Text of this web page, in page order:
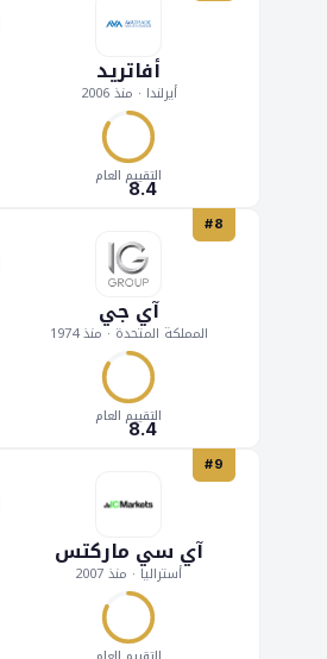
أفاتريد
أيرلندا · منذ 2006
8.4
التقييم العام
#8
آي جي
المملكة المتحدة · منذ 1974
8.4
التقييم العام
#9
آي سي ماركتس
أستراليا · منذ 2007